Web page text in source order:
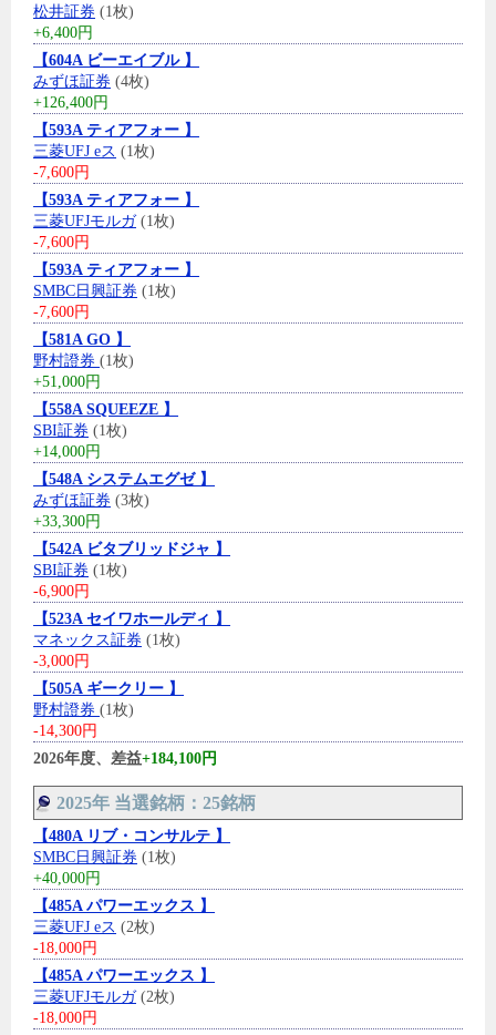
松井証券 (1枚)
+6,400円
【604A ビーエイブル 】
みずほ証券 (4枚)
+126,400円
【593A ティアフォー 】
三菱UFJ eス (1枚)
-7,600円
【593A ティアフォー 】
三菱UFJモルガ(1枚)
-7,600円
【593A ティアフォー 】
SMBC日興証券 (1枚)
-7,600円
【581A GO 】
野村證券 (1枚)
+51,000円
【558A SQUEEZE 】
SBI証券 (1枚)
+14,000円
【548A システムエグゼ 】
みずほ証券 (3枚)
+33,300円
【542A ビタブリッドジャ 】
SBI証券 (1枚)
-6,900円
【523A セイワホールディ 】
マネックス証券 (1枚)
-3,000円
【505A ギークリー 】
野村證券 (1枚)
-14,300円
2026年度、差益+184,100円
2025年 当選銘柄：25銘柄
【480A リブ・コンサルテ 】
SMBC日興証券 (1枚)
+40,000円
【485A パワーエックス 】
三菱UFJ eス (2枚)
-18,000円
【485A パワーエックス 】
三菱UFJモルガ(2枚)
-18,000円